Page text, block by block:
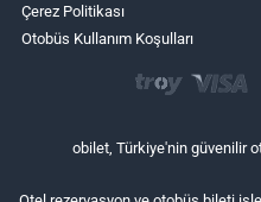
Çerez Politikası
Otobüs Kullanım Koşulları
obilet, Türkiye'nin güvenilir